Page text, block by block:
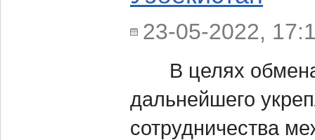
23-05-2022,
В целях
дальнейшего
сотрудничества